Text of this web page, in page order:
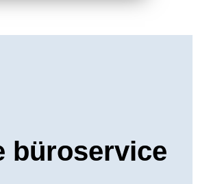
büroservice